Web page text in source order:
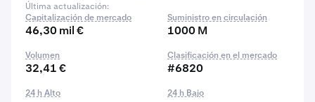
Última actualización:
Capitalización de mercado
46,30 mil €
Suministro en circulación
1000 M
Volumen
32,41 €
Clasificación en el mercado
#6820
24 h Alto 24 h Bajo